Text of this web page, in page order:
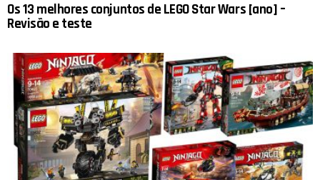
Os 13 melhores conjuntos de LEGO Star Wars [ano] –
Revisão e teste